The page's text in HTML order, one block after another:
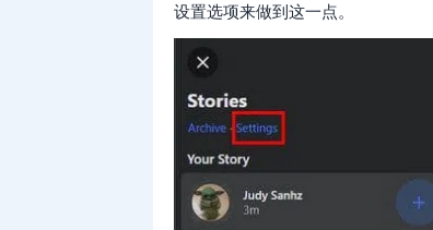
设置选项来做到这一点。